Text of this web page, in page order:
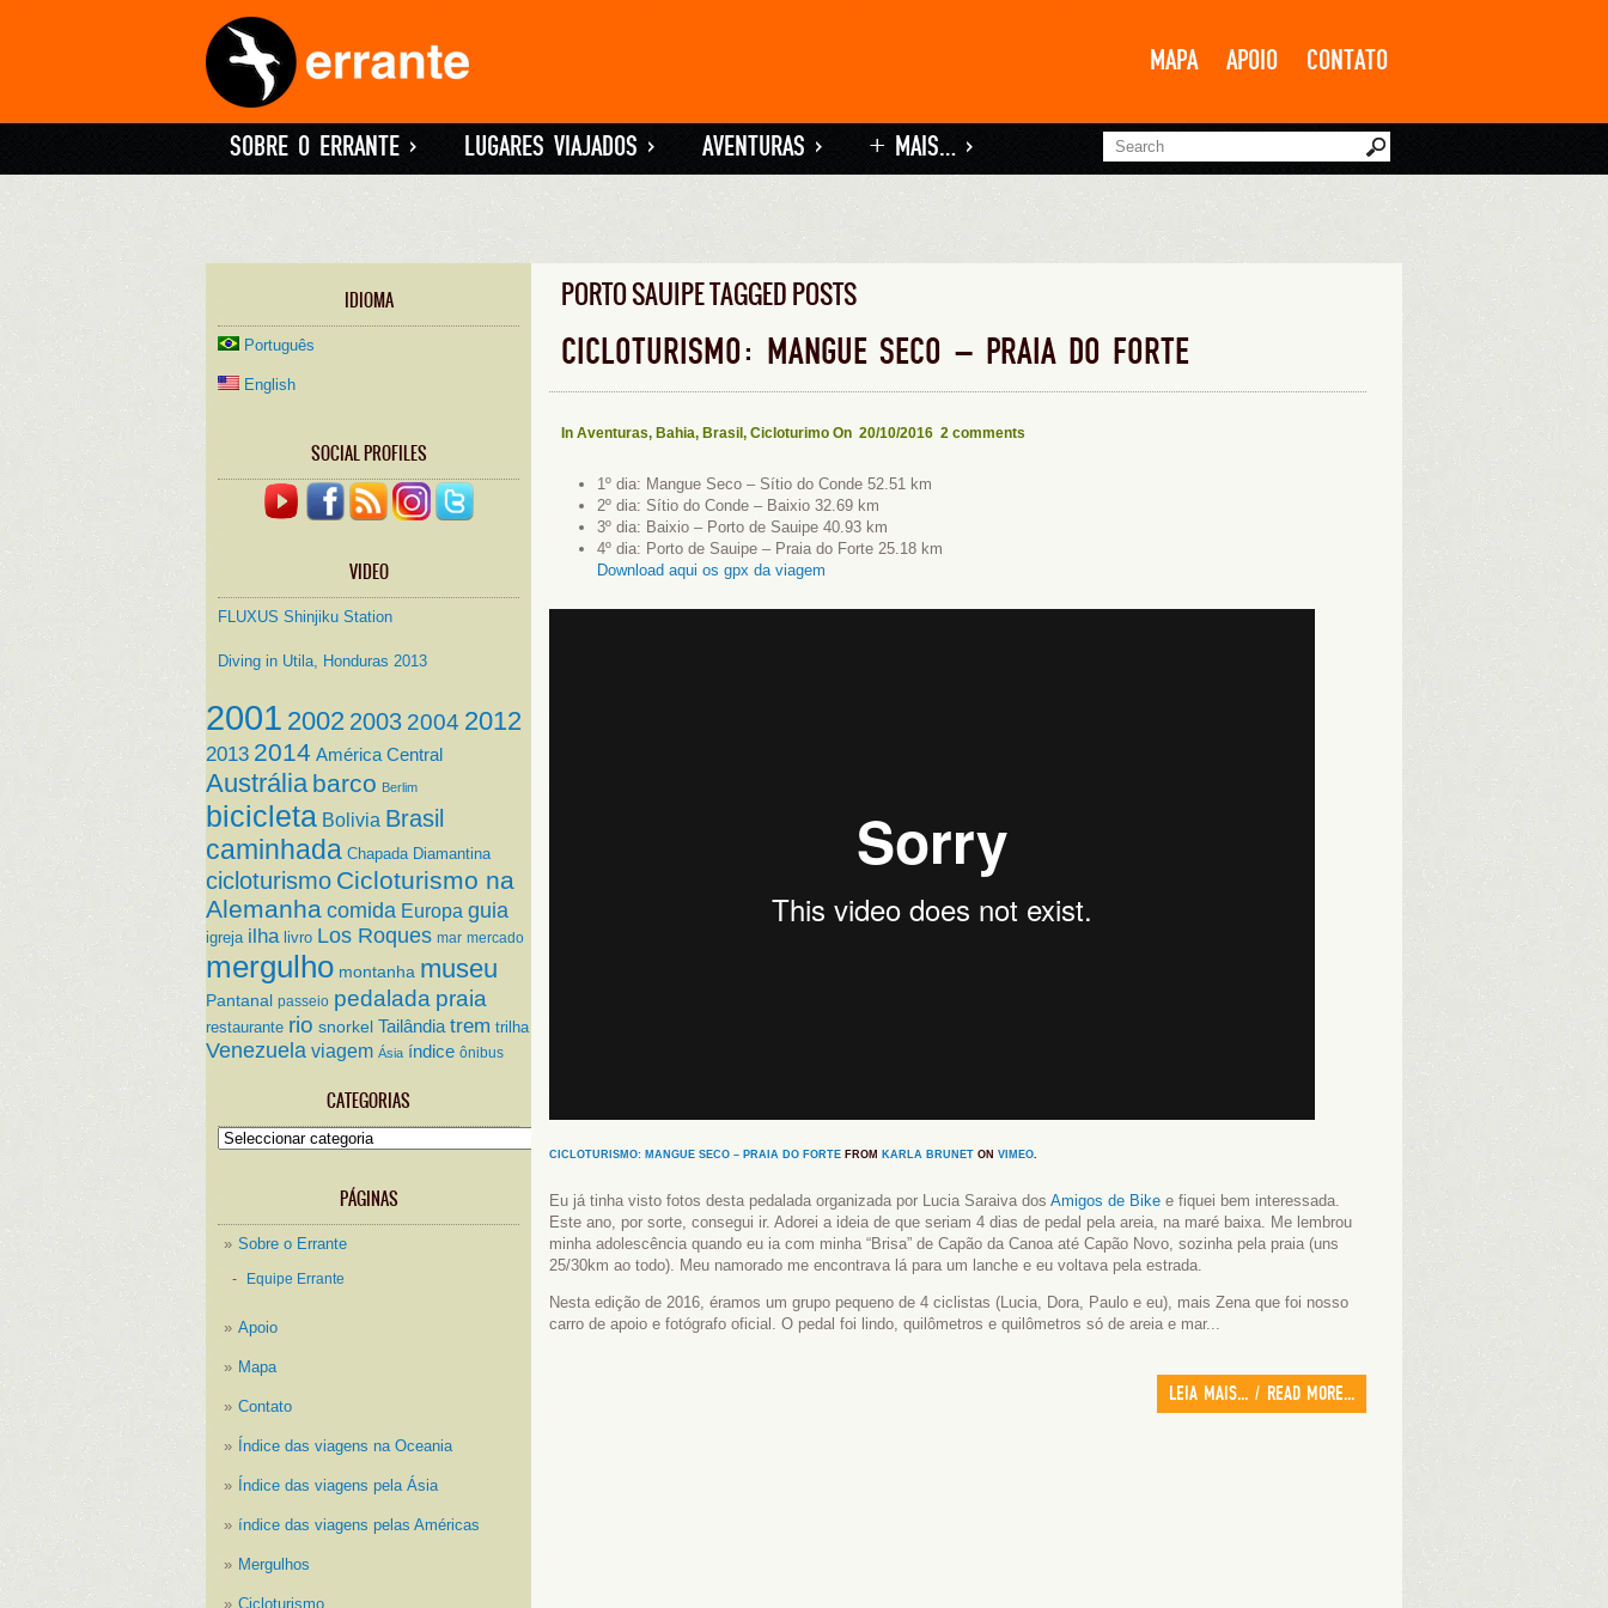
MAPA APOIO CONTATO
SOBRE O ERRANTE » LUGARES VIAJADOS » AVENTURAS » + MAIS… »
IDIOMA
Português
English
SOCIAL PROFILES
VIDEO
FLUXUS Shinjiku Station
Diving in Utila, Honduras 2013
2001 2002 2003 2004 2012
2013 2014 América Central
Austrália barco Berlim
bicicleta Bolivia Brasil
caminhada Chapada Diamantina
cicloturismo Cicloturismo na
Alemanha comida Europa guia
igreja ilha livro Los Roques mar mercado
mergulho montanha museu
Pantanal passeio pedalada praia
restaurante rio snorkel Tailândia trem trilha
Venezuela viagem Ásia índice ônibus
CATEGORIAS
Categorias
PÁGINAS
Sobre o Errante
Equipe Errante
Apoio
Mapa
Contato
Índice das viagens na Oceania
Índice das viagens pela Ásia
índice das viagens pelas Américas
Mergulhos
Cicloturismo
PORTO SAUIPE TAGGED POSTS
CICLOTURISMO: MANGUE SECO – PRAIA DO FORTE
In Aventuras, Bahia, Brasil , Cicloturimo On 20/10/2016 2 comments
1º dia: Mangue Seco – Sítio do Conde 52.51 km
2º dia: Sítio do Conde – Baixio 32.69 km
3º dia: Baixio – Porto de Sauipe 40.93 km
4º dia: Porto de Sauipe – Praia do Forte 25.18 km
Download aqui os gpx da viagem
CICLOTURISMO: MANGUE SECO – PRAIA DO FORTE FROM KARLA BRUNET ON VIMEO.
Eu já tinha visto fotos desta pedalada organizada por Lucia Saraiva dos Amigos de Bike e fiquei bem interessada.
Este ano, por sorte, consegui ir. Adorei a ideia de que seriam 4 dias de pedal pela areia, na maré baixa. Me lembrou
minha adolescência quando eu ia com minha “Brisa” de Capão da Canoa até Capão Novo, sozinha pela praia (uns
25/30km ao todo). Meu namorado me encontrava lá para um lanche e eu voltava pela estrada.
Nesta edição de 2016, éramos um grupo pequeno de 4 ciclistas (Lucia, Dora, Paulo e eu), mais Zena que foi nosso
carro de apoio e fotógrafo oficial. O pedal foi lindo, quilômetros e quilômetros só de areia e mar...
LEIA MAIS... / READ MORE...